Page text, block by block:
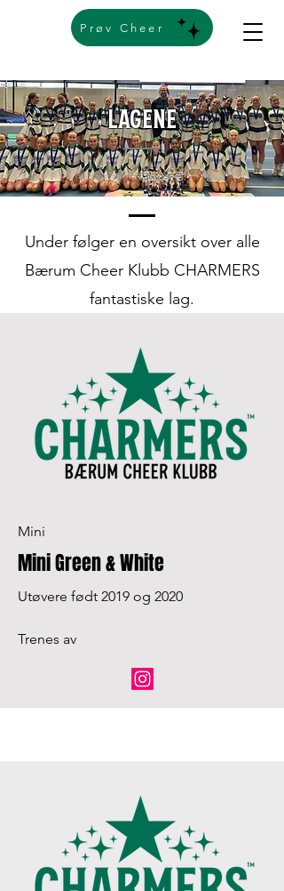
Prøv Cheer
LAGENE
Under følger en oversikt over alle
Bærum Cheer Klubb CHARMERS
fantastiske lag.
Mini
Mini Green & White
Utøvere født 2019 og 2020
Trenes av